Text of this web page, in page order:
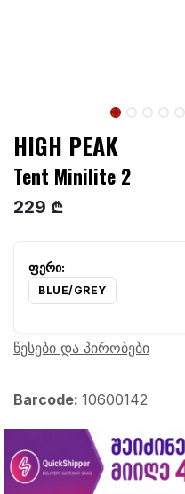
HIGH PEAK
Tent Minilite 2
229 ₾
BLUE/GREY
წესები და პირობები
Barcode: 10600142